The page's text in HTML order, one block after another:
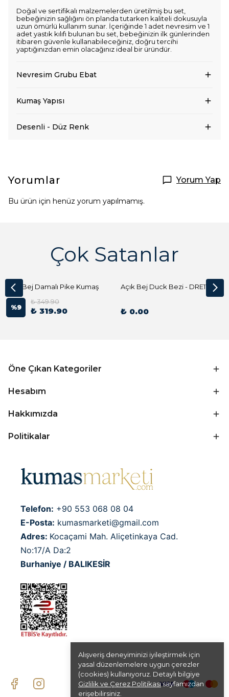
Alışveriş deneyiminizi iyileştirmek için
yasal düzenlemelere uygun çerezler
(cookies) kullanıyoruz. Detaylı bilgiye
Gizlilik ve Çerez Politikasısayfamızdan
erişebilirsiniz.
Doğal ve sertifikalı malzemelerden üretilmiş bu set,
bebeğinizin sağlığını ön planda tutarken kaliteli dokusuyla
uzun ömürlü kullanım sunar. İçeriğinde 1 adet nevresim ve 1
adet yastık kılıfı bulunan bu set, bebeğinizin ilk günlerinden
itibaren güvenle kullanabileceğiniz, doğru tercihi
yaptığınızdan emin olacağınız ideal bir üründür.
Nevresim Grubu Ebat
Kumaş Yapısı
Desenli - Düz Renk
Yorumlar Yorum Yap
Bu ürün için henüz yorum yapılmamış.
Çok Satanlar
Açık Bej Damalı Pike Kumaş
%9
₺ 349.90
₺ 319.90
Açık Bej Duck Bezi - DRE1144 Kumaş Peçete
₺ 0.00
Öne Çıkan Kategoriler
Hesabım
Hakkımızda
Politikalar
Telefon: +90 553 068 08 04
E-Posta: kumasmarketi@gmail.com
Adres: Kocaçami Mah. Aliçetinkaya Cad.
No:17/A Da:2
Burhaniye / BALIKESİR